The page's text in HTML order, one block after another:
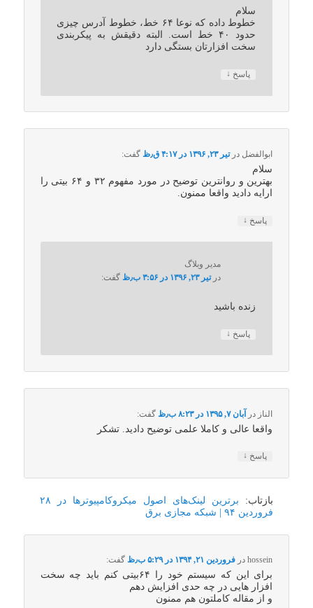
سلام
خطوط داده که نوعا ۶۴ خط، خطوط آدرس چیزی
حدود ۴۰ خط است. البته دقیقش به پیکربندی
سخت افزارتان بستگی دارد
پاسخ ↓
ابوالفضل درتیر ۲۳, ۱۳۹۶ در ۴:۱۷ ق٫ظ گفت:
سلام
بهترین و روانترین توضیح در مورد مفهوم ۳۲ و ۶۴ بیتی را
ارایه دادید واقعا ممنون.
پاسخ ↓
مدیر وبلاگ
درتیر ۲۳, ۱۳۹۶ در ۳:۵۶ ب٫ظ گفت:
زنده باشید
پاسخ ↓
الناز در آبان ۷, ۱۳۹۵ در ۸:۲۳ ب٫ظ گفت:
واقعا عالی و کاملا علمی توضیح دادید. تشکر
پاسخ ↓
بازتاب:
برترین لینک‌های اصول میکروکامپیوترها در ۲۸
فروردین ۹۴ | شبکه مجازی برق
hosseinدر فروردین ۲۱, ۱۳۹۴ در ۵:۲۹ ب٫ظ گفت:
برای این که سیستم خود را ۶۴بیتی کنم باید چه سخت
افزار هایی در چه حدی افزایش دهم
و از مقاله کاملتون هم ممنون